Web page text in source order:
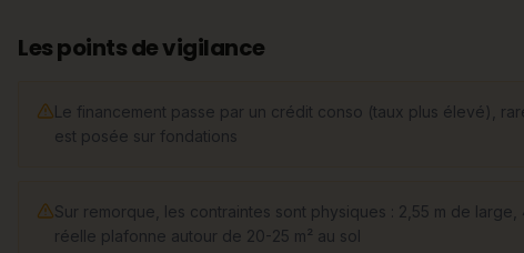
Les points de vigilance
Le financement passe par un crédit conso (taux plus élevé),
est posée sur fondations
Sur remorque, les contraintes sont physiques : 2,55 m de
réelle plafonne autour de 20-25 m² au sol